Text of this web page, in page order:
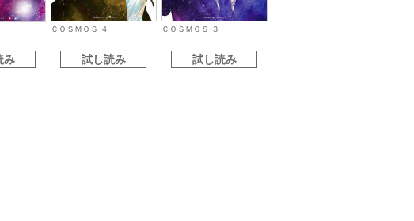
み
ＣＯＳＭＯＳ ４
試し読み
ＣＯＳＭＯＳ ３
試し読み